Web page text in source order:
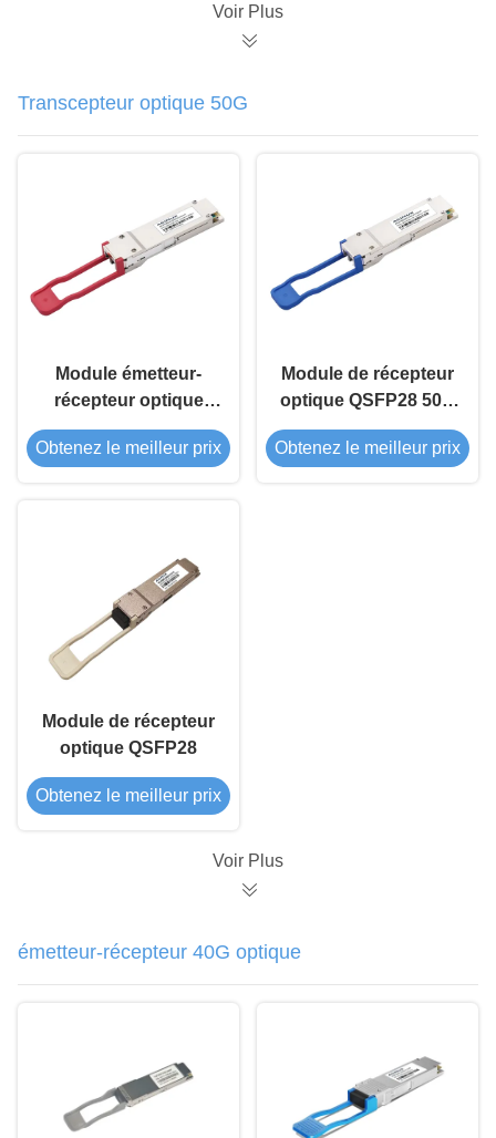
Voir Plus
Transcepteur optique 50G
Module émetteur-
récepteur optique
QSFP28 50G ER
1310nm 40Km
Obtenez le meilleur prix
Module de récepteur
optique QSFP28 50G
LR 1310nm 10Km
Obtenez le meilleur prix
Module de récepteur
optique QSFP28
Obtenez le meilleur prix
Voir Plus
émetteur-récepteur 40G optique